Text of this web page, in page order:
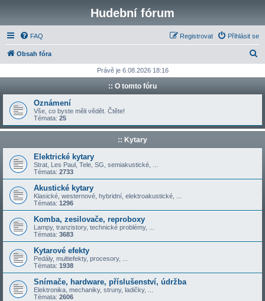
Hudební fórum
FAQ Přihlásit se
Registrovat
Obsah fóra
d
t
Právě je 6.08.2026 18:16
:: O tomto fóru
Oznámení
Vše, co byste měli vědět. Čtěte!
Témata: 25
:: Kytary
Elektrické kytary
Strat, Les Paul, Tele, SG, semiakustické, ...
Témata: 2733
Akustické kytary
Klasické, westernové, hybridní, elektroakustické, ...
Témata: 1296
Komba, zesilovače, reproboxy
Lampy, tranzistory, technické problémy, ...
Témata: 3683
Kytarové efekty
Pedály, multiefekty, procesory, ...
Témata: 1938
Snímače, hardware, příslušenství, údržba
Elektronika, mechaniky, struny, ladičky, ...
Témata: 2606